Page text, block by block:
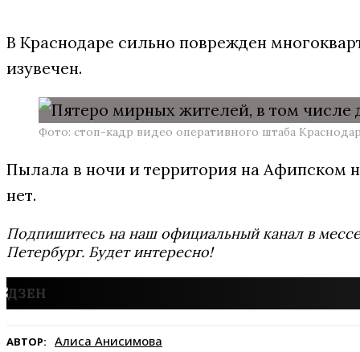
В Краснодаре сильно поврежден
изувечен.
Фото: стоп-кадр видео оперативного штаба
Пылала в ночи и территория на Афипском
нет.
Подпишитесь на наш официальный канал в
Петербург. Будет интересно!
АВТОР: Алиса Анисимова